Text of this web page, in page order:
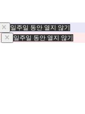
일주일 동안 열지 않기
일주일 동안 열지 않기